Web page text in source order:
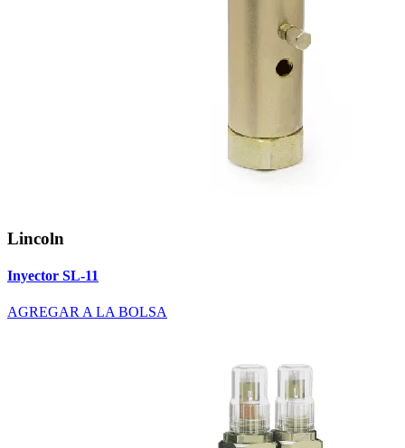
Lincoln
Inyector SL-11
AGREGAR A LA BOLSA